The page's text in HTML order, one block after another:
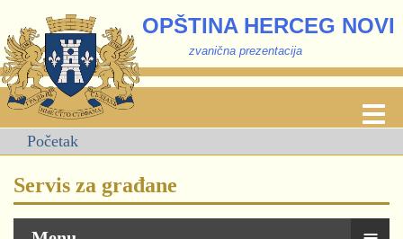
OPŠTINA HERCEG NOVI
zvanična prezentacija
Početak
Servis za građane